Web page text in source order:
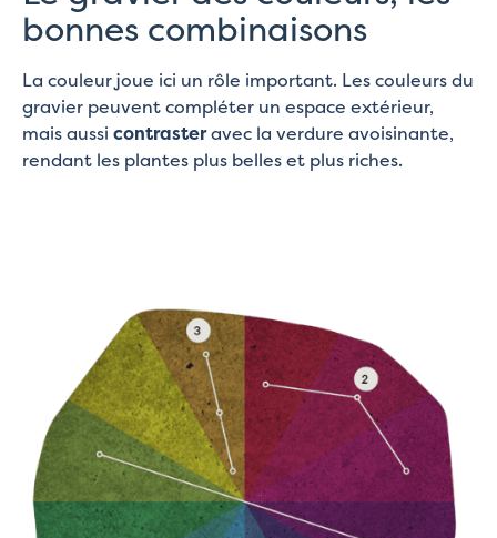
bonnes combinaisons
La couleur joue ici un rôle important. Les couleurs du
gravier peuvent compléter un espace extérieur,
mais aussi contrasteravec la verdure avoisinante,
rendant les plantes plus belles et plus riches.